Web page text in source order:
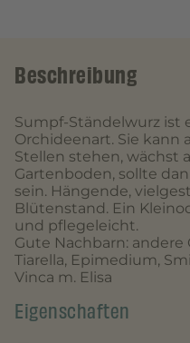
Beschreibung
Sumpf-Ständelwurz ist
Orchideenart. Sie kann
Stellen stehen, wächst
Gartenboden, sollte
sein. Hängende,
Blütenstand. Ein
und pflegeleicht.
Gute Nachbarn: andere
Tiarella, Epimedium,
Vinca m. Elisa
Eigenschaften